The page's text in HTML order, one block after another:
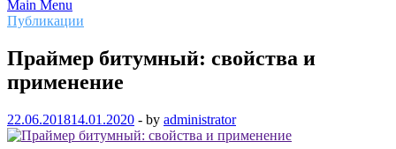
Main Menu
Публикации
Праймер битумный: свойства и
применение
22.06.201814.01.2020 - by administrator